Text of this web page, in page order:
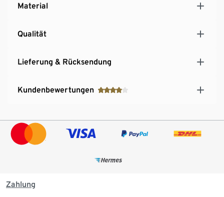
Material
Qualität
Lieferung & Rücksendung
Kundenbewertungen
Zahlung